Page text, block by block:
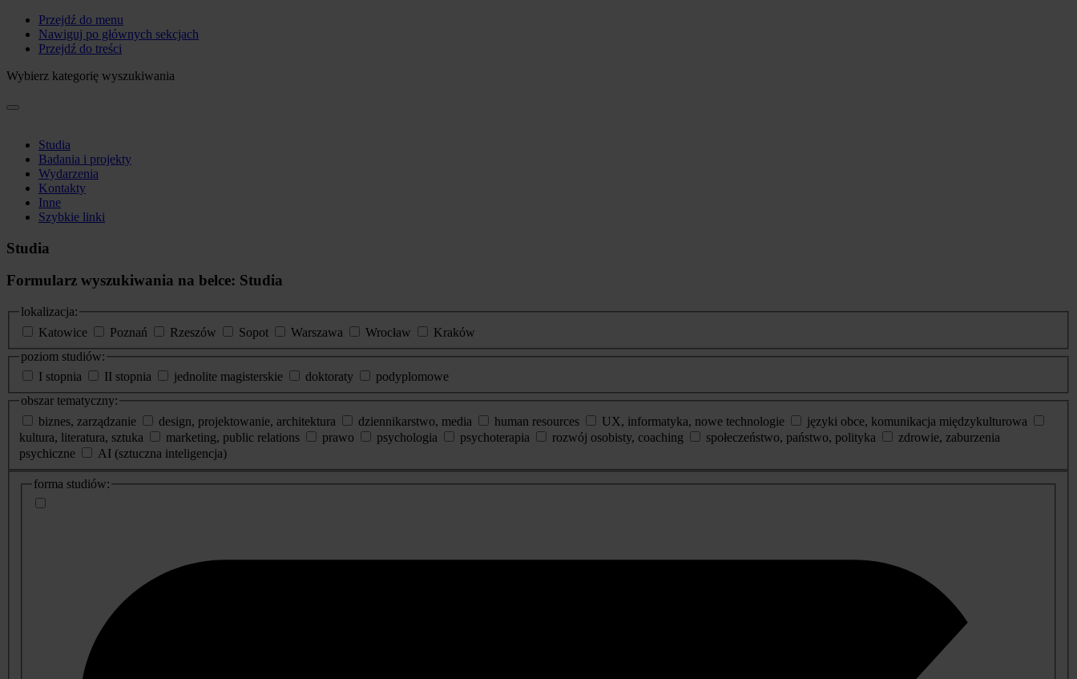
Przejdź do menu
Nawiguj po głównych sekcjach
Przejdź do treści
Wybierz kategorię wyszukiwania
Studia
Badania i projekty
Wydarzenia
Kontakty
Inne
Szybkie linki
Studia
Formularz wyszukiwania na belce: Studia
lokalizacja:
Katowice
Poznań Rzeszów Sopot Warszawa Wrocław
Kraków
poziom studiów:
I stopnia
II stopnia jednolite magisterskie doktoraty
podyplomowe
obszar tematyczny:
biznes, zarządzanie
design, projektowanie, architektura dziennikarstwo, media human resources UX, informatyka, nowe technologie
języki obce, komunikacja międzykulturowa
kultura, literatura, sztuka
marketing, public relations prawo psychologia psychoterapia rozwój osobisty, coaching społeczeństwo, państwo, polityka
zdrowie, zaburzenia
psychiczne
AI (sztuczna inteligencja)
dodatkowe
informacje
forma studiów: